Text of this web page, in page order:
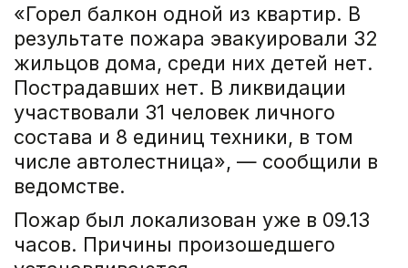
«Горел балкон одной из квартир. В
результате пожара эвакуировали 32
жильцов дома, среди них детей нет.
Пострадавших нет. В ликвидации
участвовали 31 человек личного
состава и 8 единиц техники, в том
числе автолестница», — сообщили в
ведомстве.
Пожар был локализован уже в 09.13
часов. Причины произошедшего